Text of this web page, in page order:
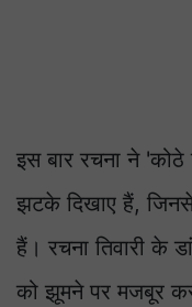
इस बार रचना ने
झटके दिखाए हैं,
हैं। रचना तिवारी के
को झूमने पर मजबूर